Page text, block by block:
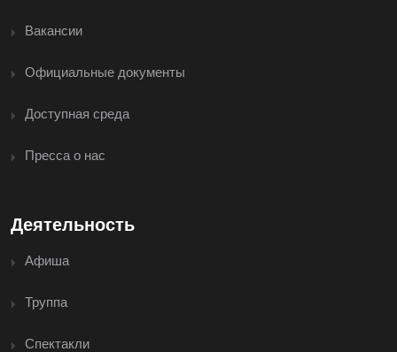
Вакансии
Официальные документы
Доступная среда
Пресса о нас
Деятельность
Афиша
Труппа
Спектакли